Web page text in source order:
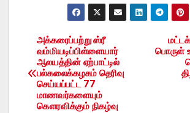
Post
navigation
பொருள்
அக்கரைப்பற்று ஸ்ரீ
வம்மியடிப்பிள்ளையார்
ஆலயத்தின் ஏற்பாட்டில்
பல்கலைக்கழகம் தெரிவு
செய்யப்பட்ட 77
மாணவர்களையும்
கௌரவிக்கும் நிகழ்வு